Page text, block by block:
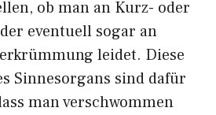
ob man an Kurz- oder
eventuell sogar an
leidet. Diese
Sinnesorgans sind dafür
man verschwommen